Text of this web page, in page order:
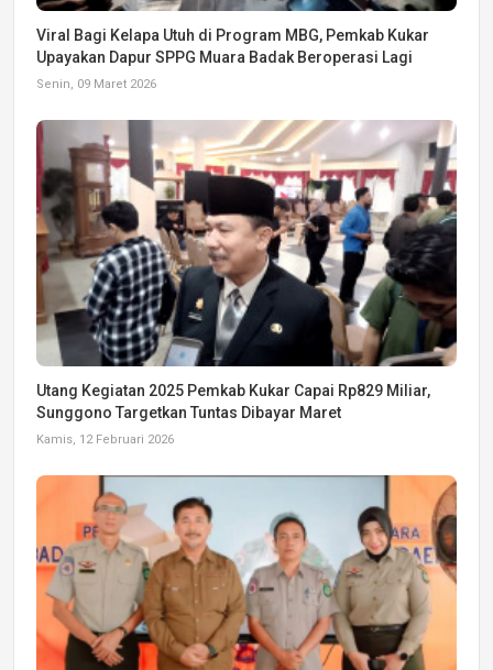
Viral Bagi Kelapa Utuh di Program MBG, Pemkab Kukar
Upayakan Dapur SPPG Muara Badak Beroperasi Lagi
Senin, 09 Maret 2026
Utang Kegiatan 2025 Pemkab Kukar Capai Rp829 Miliar,
Sunggono Targetkan Tuntas Dibayar Maret
Kamis, 12 Februari 2026